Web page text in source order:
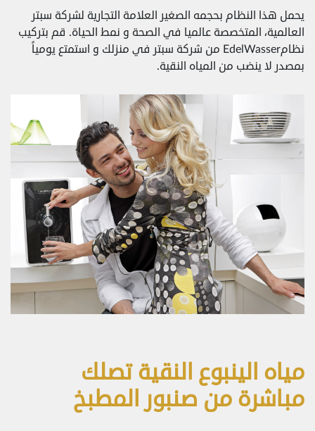
يحمل هذا النظام بحجمه الصغير العلامة التجارية لشركة سبتر
العالمية، المتخصصة عالميا في الصحة و نمط الحياة. قم بتركيب
نظامEdelWasser من شركة سبتر في منزلك و استمتع يومياً
بمصدر لا ينضب من المياه النقية.
مياه الينبوع النقية تصلك
مباشرة من صنبور المطبخ